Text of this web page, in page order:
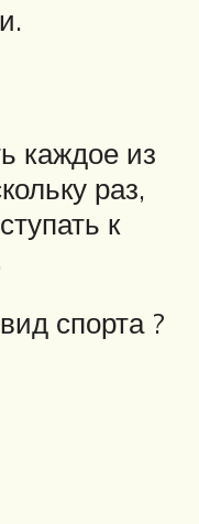
каждое из
раз,
к
спорта ?